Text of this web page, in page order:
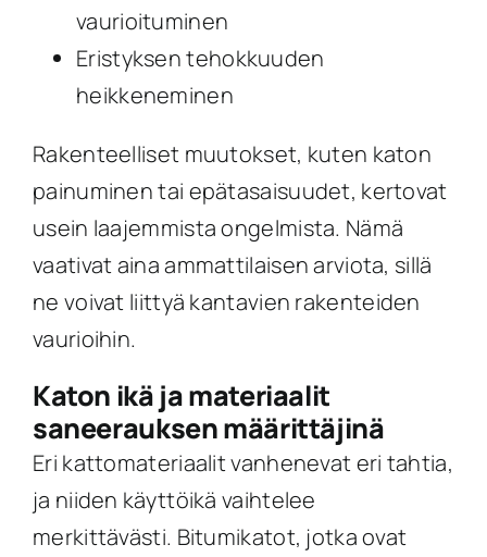
vaurioituminen
Eristyksen tehokkuuden
heikkeneminen
Rakenteelliset muutokset, kuten katon
painuminen tai epätasaisuudet, kertovat
usein laajemmista ongelmista. Nämä
vaativat aina ammattilaisen arviota, sillä
ne voivat liittyä kantavien rakenteiden
vaurioihin.
Katon ikä ja materiaalit
saneerauksen määrittäjinä
Eri kattomateriaalit vanhenevat eri tahtia,
ja niiden käyttöikä vaihtelee
merkittävästi. Bitumikatot, jotka ovat